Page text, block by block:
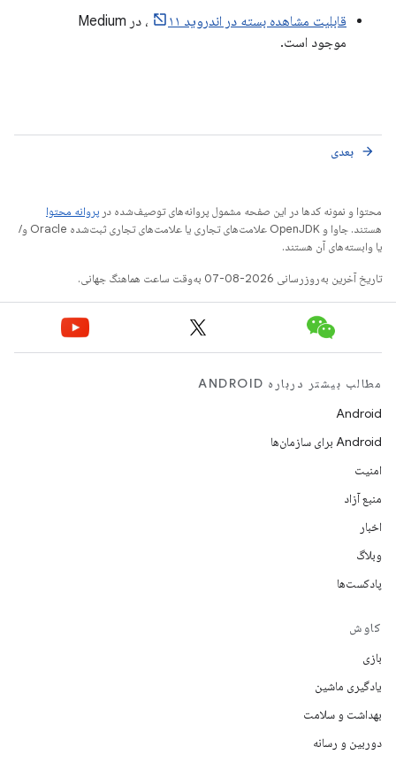
قابلیت مشاهده بسته در اندروید ۱۱
، در Medium
موجود است.
بعدی arrow_forward
محتوا و نمونه کدها در این صفحه مشمول پروانه‌های توصیف‌شده در پروانه محتوا
هستند. جاوا و OpenJDK علامت‌های تجاری یا علامت‌های تجاری ثبت‌شده Oracle و/
یا وابسته‌های آن هستند.
تاریخ آخرین به‌روزرسانی 2026-08-07 به‌وقت ساعت هماهنگ جهانی.
مطالب بیشتر درباره ANDROID
Android
Android برای سازمان‌ها
امنیت
منبع آزاد
اخبار
وبلاگ
پادکست‌ها
کاوش
بازی
یادگیری ماشین
بهداشت و سلامت
دوربین و رسانه